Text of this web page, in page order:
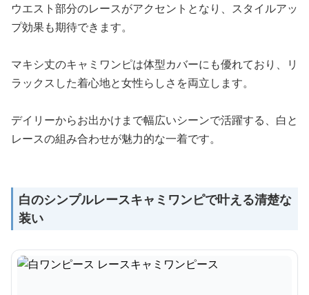
ウエスト部分のレースがアクセントとなり、スタイルアッ
プ効果も期待できます。
マキシ丈のキャミワンピは体型カバーにも優れており、リ
ラックスした着心地と女性らしさを両立します。
デイリーからお出かけまで幅広いシーンで活躍する、白と
レースの組み合わせが魅力的な一着です。
白のシンプルレースキャミワンピで叶える清楚な
装い